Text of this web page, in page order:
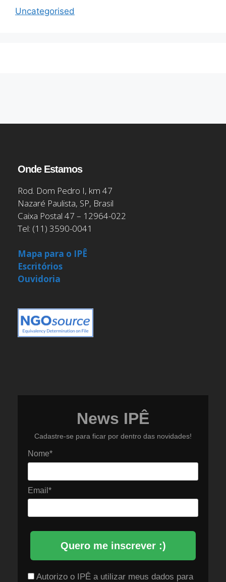
Uncategorised
Onde Estamos
Rod. Dom Pedro I, km 47
Nazaré Paulista, SP, Brasil
Caixa Postal 47 – 12964-022
Tel: (11) 3590-0041
Mapa para o IPÊ
Escritórios
Ouvidoria
News IPÊ
Cadastre-se para ficar por dentro das novidades!
Nome*
Email*
Quero me inscrever :)
Autorizo o IPÊ a utilizar meus dados para